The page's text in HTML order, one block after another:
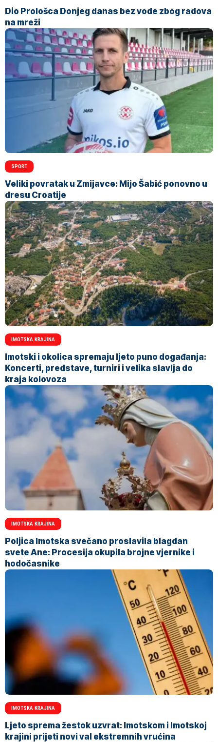
Dio Prološca Donjeg danas bez vode zbog radova
na mreži
SPORT
Veliki povratak u Zmijavce: Mijo Šabić ponovno u
dresu Croatije
IMOTSKA KRAJINA
Imotski i okolica spremaju ljeto puno događanja:
Koncerti, predstave, turniri i velika slavlja do
kraja kolovoza
IMOTSKA KRAJINA
Poljica Imotska svečano proslavila blagdan
svete Ane: Procesija okupila brojne vjernike i
hodočasnike
IMOTSKA KRAJINA
Ljeto sprema žestok uzvrat: Imotskom i Imotskoj
krajini prijeti novi val ekstremnih vrućina